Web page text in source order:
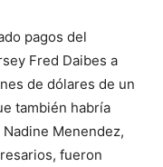
pagos del
Fred Daibes a
de dólares de un
también habría
Menendez,
fueron